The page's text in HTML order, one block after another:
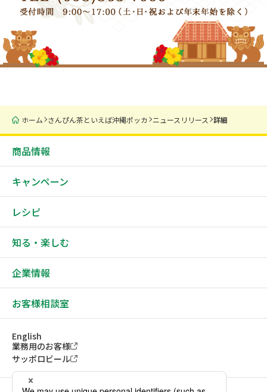
ホーム さんぴん茶といえば沖縄ポッカ ニュースリリース 詳細
商品情報
キャンペーン
レシピ
知る・楽しむ
企業情報
お客様相談室
English
業務用のお客様
サッポロビール